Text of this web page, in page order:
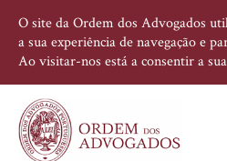
O site da Ordem dos Advogados
a sua experiência de navegação e
Ao visitar-nos está a consentir a